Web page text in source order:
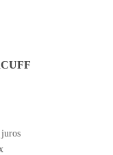
juros